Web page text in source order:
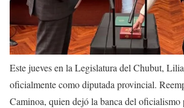
Este jueves en la Legislatura del Chubut,
oficialmente como diputada provincial.
Caminoa, quien dejó la banca del oficialismo